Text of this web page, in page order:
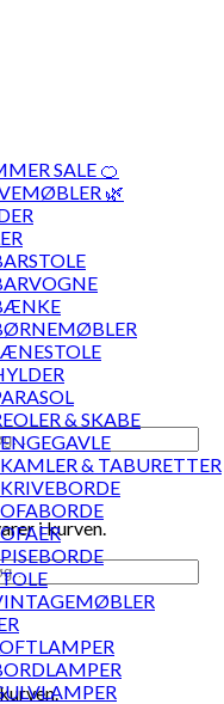
i kurven.
SALE 🍊
🌿
& SKABE
& TABURETTER